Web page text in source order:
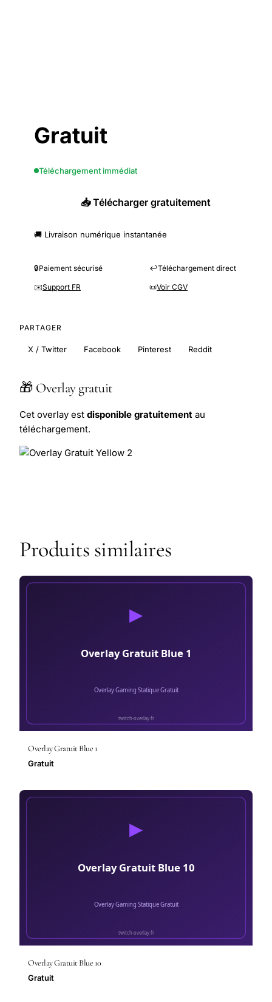
Gratuit
Téléchargement immédiat
📥 Télécharger gratuitement
🚚 Livraison numérique instantanée
🔒Paiement sécurisé ↩️Téléchargement direct
✉️Support FR 📜Voir CGV
PARTAGER
X / Twitter Facebook Pinterest Reddit
🎁 Overlay gratuit
Cet overlay est disponible gratuitement au
téléchargement.
Produits similaires
Overlay Gratuit Blue 1
Gratuit
Overlay Gratuit Blue 10
Gratuit